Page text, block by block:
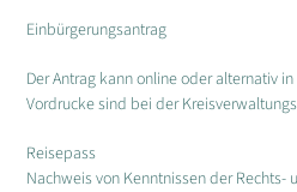
Einbürgerungsantrag
Der Antrag kann online oder alternativ
Vordrucke sind bei der
Reisepass
Nachweis von Kenntnissen der Rechts-